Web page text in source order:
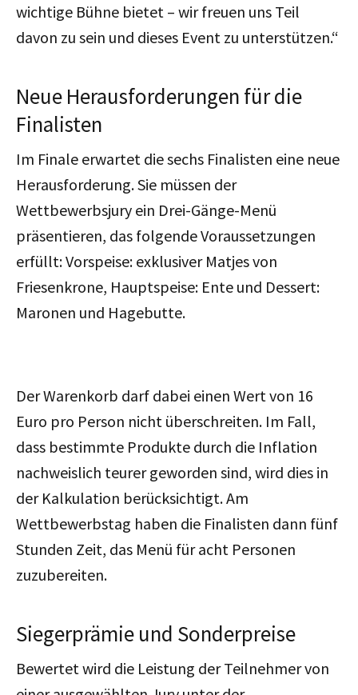
wichtige Bühne bietet – wir freuen uns Teil
davon zu sein und dieses Event zu unterstützen.“
Neue Herausforderungen für die
Finalisten
Im Finale erwartet die sechs Finalisten eine neue
Herausforderung. Sie müssen der
Wettbewerbsjury ein Drei-Gänge-Menü
präsentieren, das folgende Voraussetzungen
erfüllt: Vorspeise: exklusiver Matjes von
Friesenkrone, Hauptspeise: Ente und Dessert:
Maronen und Hagebutte.
Der Warenkorb darf dabei einen Wert von 16
Euro pro Person nicht überschreiten. Im Fall,
dass bestimmte Produkte durch die Inflation
nachweislich teurer geworden sind, wird dies in
der Kalkulation berücksichtigt. Am
Wettbewerbstag haben die Finalisten dann fünf
Stunden Zeit, das Menü für acht Personen
zuzubereiten.
Siegerprämie und Sonderpreise
Bewertet wird die Leistung der Teilnehmer von